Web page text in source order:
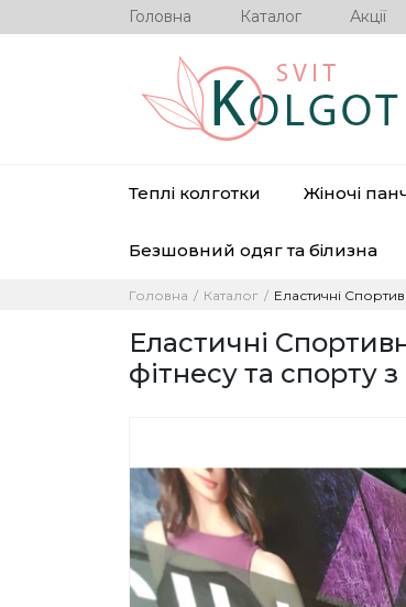
Головна Каталог Акції
Теплі колготки Жіночі
Безшовний одяг та білизна
Головна Каталог Еластичні
Еластичні
фітнесу та спорту